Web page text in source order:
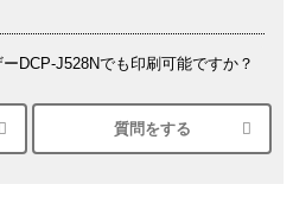
DCP-J528Nでも印刷可能ですか？
EP-30VAで印刷するときの設定
質問をする